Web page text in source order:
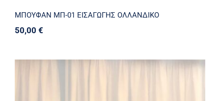
ΜΠΟΥΦΑΝ ΜΠ-01 ΕΙΣΑΓΩΓΗΣ ΟΛΛΑΝΔΙΚΟ
50,00 €